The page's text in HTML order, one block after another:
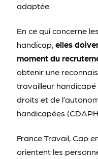
adaptée.
En ce qui concerne
handicap,elles
moment du
obtenir une
travailleur handicapé
droits et de
handicapées
France Travail, Cap
orientent les